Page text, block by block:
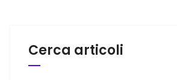
Cerca articoli